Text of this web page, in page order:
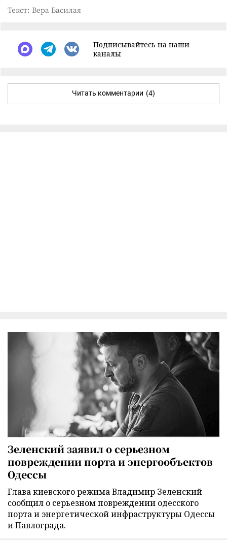
Текст: Вера Басилая
Подписывайтесь на наши
каналы
Читать комментарии (4)
Зеленский заявил о серьезном
повреждении порта и энергообъектов
Одессы
Глава киевского режима Владимир Зеленский
сообщил о серьезном повреждении одесского
порта и энергетической инфраструктуры Одессы
и Павлограда.